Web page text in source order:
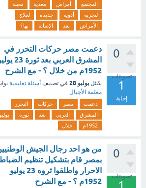
المجتمع
أمراض معدية
معينة
لتجربة
أدوية جديدة
لعلاج
الأمراض
بعد الإصابة بها؟
0
تصويتات
1
إجابة
دعمت مصر حركات التحرر في
المشرق العربي بعد ثورة
1952م من خلال ؟ - مع الشرح
سُئل يوليو 28 في تصنيف أسئلة تعليمية
معلمة الأجيال
دعمت مصر حركات
التحرر
المشرق
العربي بعد ثورة
يوليو
1952م
خلال
0
تصويتات
من هو احد رجال الجيش
بمصر قام بتشكيل تنظيم
الاحرار واطلقوا ثروه 23 يوليو
1952م ؟ - مع الشرح